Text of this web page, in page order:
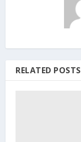
RELATED POSTS